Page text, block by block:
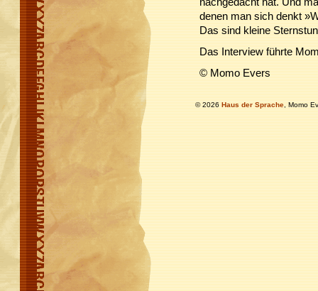
denen man sich denkt
Das sind kleine
Das Interview führte
© Momo Evers
© 2026 Haus der Sprache , Momo